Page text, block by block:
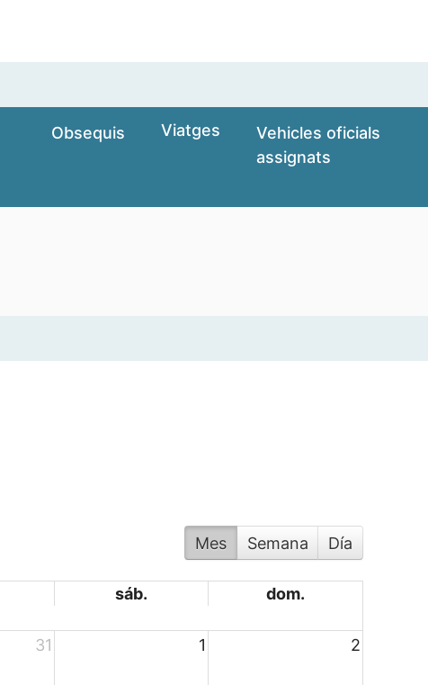
Obsequis Viatges
Vehicles oficials
assignats
Mes Semana Día
sáb. dom.
31 1 2